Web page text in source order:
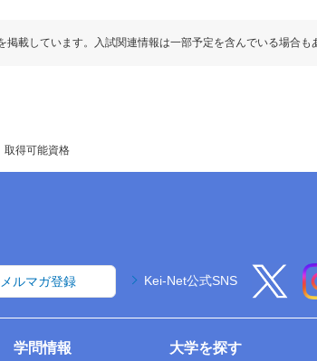
載しています。入試関連情報は一部予定を含んでいる場合
取得可能資格
ルマガ登録 Kei-Net公式SNS
学問情報 大学を探す